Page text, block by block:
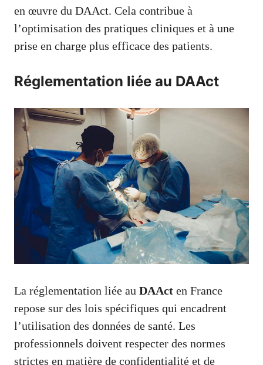
en œuvre du DAAct. Cela contribue à
l’optimisation des pratiques cliniques et à une
prise en charge plus efficace des patients.
Réglementation liée au DAAct
La réglementation liée au DAAct en France
repose sur des lois spécifiques qui encadrent
l’utilisation des données de santé. Les
professionnels doivent respecter des normes
strictes en matière de confidentialité et de